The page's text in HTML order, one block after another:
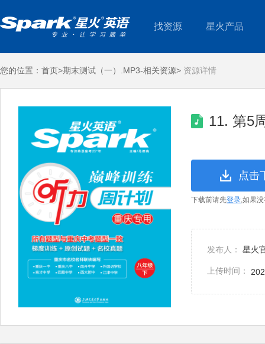
找资源 星火产品
您的位置： 首页>期末测试（一）.MP3-相关资源> 资源详情
11. 第5
点击
下载前请先登录,如果
发布人： 星火
上传时间：